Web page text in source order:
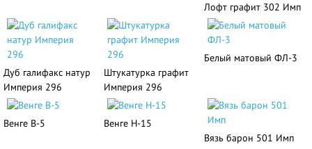
Лофт графит 302 Имп
Дуб галифакс натур
Империя 296
Штукатурка графит
Империя 296
Белый матовый ФЛ-3
Венге В-5
Венге Н-15
Вязь барон 501 Имп